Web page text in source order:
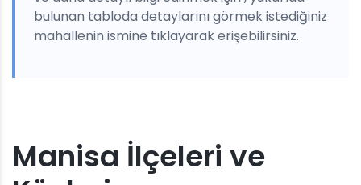
bulunan tabloda detaylarını görmek istediğiniz
mahallenin ismine tıklayarak erişebilirsiniz.
Manisa İlçeleri ve